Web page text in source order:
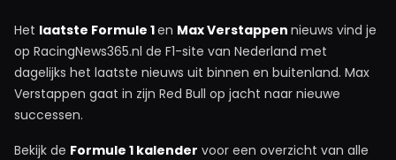
Het laatste Formule 1en Max Verstappen nieuws vind je
op RacingNews365.nl de F1-site van Nederland met
dagelijks het laatste nieuws uit binnen en buitenland. Max
Verstappen gaat in zijn Red Bull op jacht naar nieuwe
successen.
Bekijk de Formule 1 kalender voor een overzicht van alle